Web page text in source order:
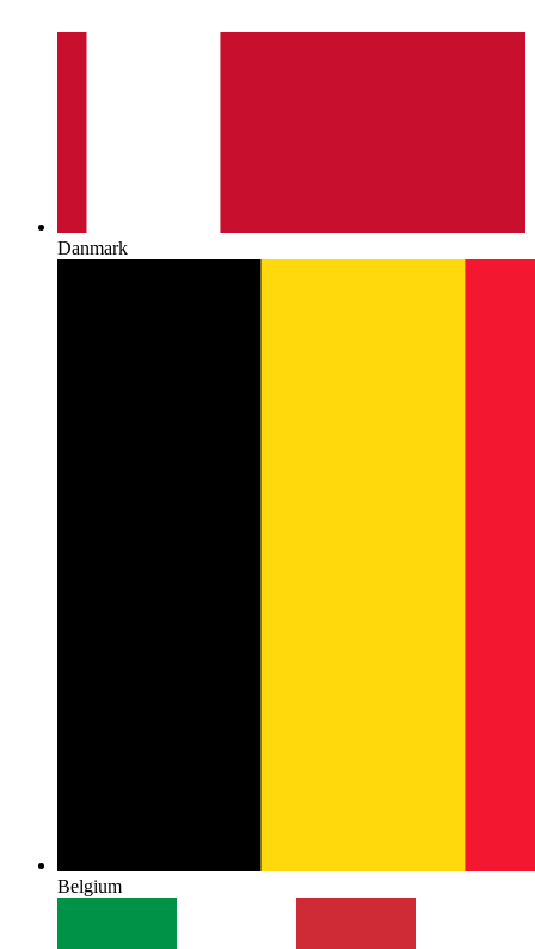
Danmark
Belgium